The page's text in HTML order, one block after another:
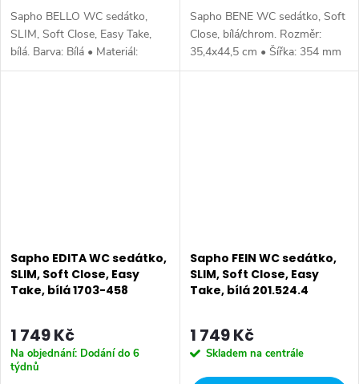
Sapho BELLO WC sedátko,
SLIM, Soft Close, Easy Take,
bílá. Barva: Bílá • Materiál:
Duroplast • Tvar: Pro konkrétní
Sapho BENE WC sedátko, Soft
Close, bílá/chrom. Rozměr:
35,4x44,5 cm • Šířka: 354 mm
• Hloubka: 445 mm • Barva:
Sapho EDITA WC sedátko,
SLIM, Soft Close, Easy
Take, bílá 1703-458
1 749 Kč
Na objednání: Dodání do 6
týdnů
Sapho FEIN WC sedátko,
SLIM, Soft Close, Easy
Take, bílá 201.524.4
1 749 Kč
Skladem na centrále